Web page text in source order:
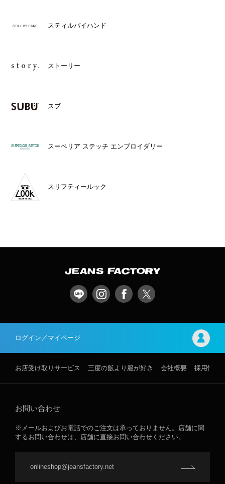
スティルバイハンド
ストーリー
スブ
スーペリア ステッチ エンブロイダリー
スリフティールック
ログイン／マイページ
お店受け取りサービス 三度の飯より服が好き 会社概要 採用情報
お問い合わせ
※メールおよびお電話でのご注文は承っておりません。店舗に関
するお問い合わせは、店舗に直接お問い合わせください。
onlineshop@jeansfactory.net